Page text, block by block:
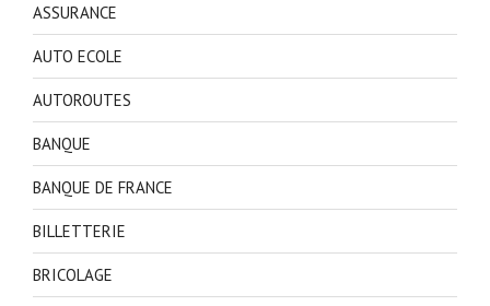
ASSURANCE
AUTO ECOLE
AUTOROUTES
BANQUE
BANQUE DE FRANCE
BILLETTERIE
BRICOLAGE